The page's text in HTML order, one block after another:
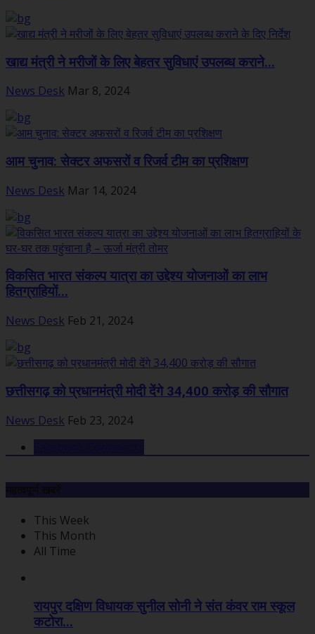
खाद्य मंत्री ने मरीजों के लिए बेहतर सुविधाएं उपलब्ध कराने...
News Desk Mar 8, 2024
आम चुनाव: सेक्टर अफसरों व रिजर्व टीम का प्रशिक्षण
News Desk Mar 14, 2024
विकसित भारत संकल्प यात्रा का उद्देश्य योजनाओं का लाभ
हितग्राहियों...
News Desk Feb 21, 2024
छत्तीसगढ़ को प्रधानमंत्री मोदी देंगे 34,400 करोड़ की सौगात
News Desk Feb 23, 2024
This Week
This Month
All Time
रायपुर दक्षिण विधायक सुनील सोनी ने संत कंवर राम स्कूल
कटोरा...